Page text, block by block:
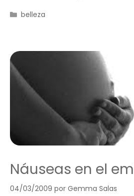
Categorías
belleza
Náuseas en el
04/03/2009 por Gemma Salas